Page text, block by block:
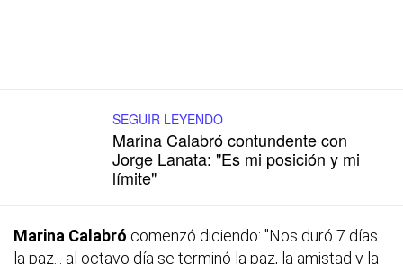
SEGUIR LEYENDO
Marina Calabró contundente con
Jorge Lanata: "Es mi posición y mi
límite"
Marina Calabró comenzó diciendo: "Nos duró 7 días
la paz... al octavo día se terminó la paz, la amistad y la